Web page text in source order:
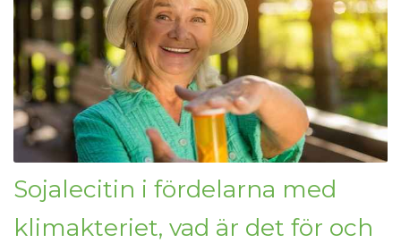
Sojalecitin i fördelarna med
klimakteriet, vad är det för och